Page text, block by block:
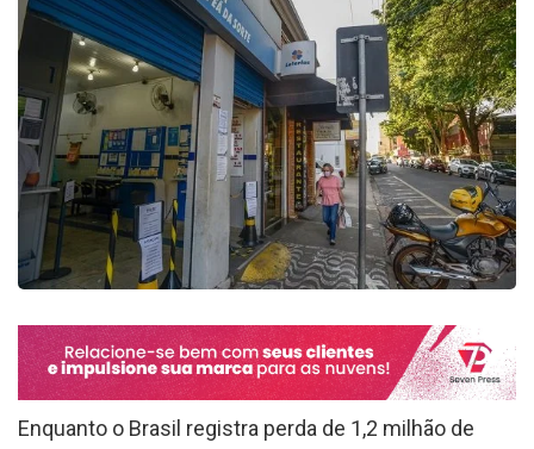
Enquanto o Brasil registra perda de 1,2 milhão de